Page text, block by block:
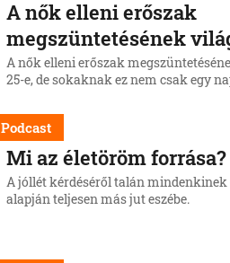
A nők elleni erőszak
megszüntetésének
A nők elleni erőszak
25-e, de sokaknak ez nem csak egy
Podcast
Mi az életöröm forrása?
A jóllét kérdéséről talán mindenkinek
alapján teljesen más jut eszébe.